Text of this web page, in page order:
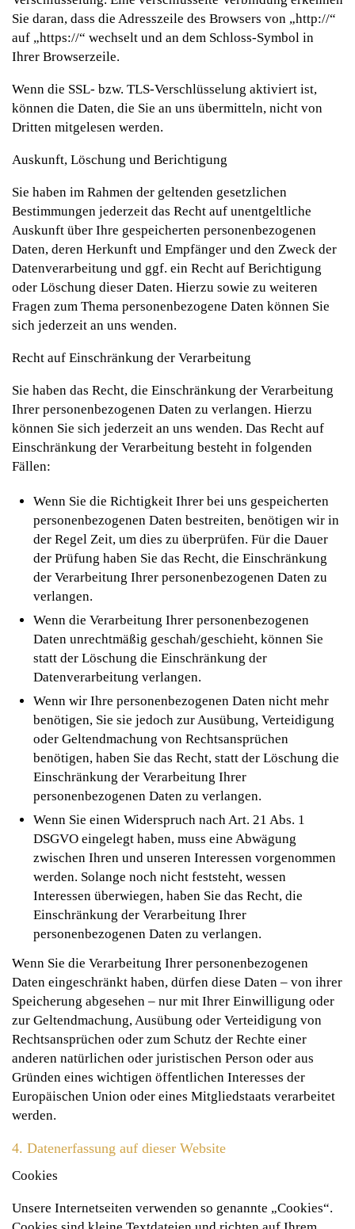
Sie daran, dass die Adresszeile des Browsers von „http://“
auf „https://“ wechselt und an dem Schloss-Symbol in
Ihrer Browserzeile.
Wenn die SSL- bzw. TLS-Verschlüsselung aktiviert ist,
können die Daten, die Sie an uns übermitteln, nicht von
Dritten mitgelesen werden.
Auskunft, Löschung und Berichtigung
Sie haben im Rahmen der geltenden gesetzlichen
Bestimmungen jederzeit das Recht auf unentgeltliche
Auskunft über Ihre gespeicherten personenbezogenen
Daten, deren Herkunft und Empfänger und den Zweck der
Datenverarbeitung und ggf. ein Recht auf Berichtigung
oder Löschung dieser Daten. Hierzu sowie zu weiteren
Fragen zum Thema personenbezogene Daten können Sie
sich jederzeit an uns wenden.
Recht auf Einschränkung der Verarbeitung
Sie haben das Recht, die Einschränkung der Verarbeitung
Ihrer personenbezogenen Daten zu verlangen. Hierzu
können Sie sich jederzeit an uns wenden. Das Recht auf
Einschränkung der Verarbeitung besteht in folgenden
Fällen:
Wenn Sie die Richtigkeit Ihrer bei uns gespeicherten
personenbezogenen Daten bestreiten, benötigen wir in
der Regel Zeit, um dies zu überprüfen. Für die Dauer
der Prüfung haben Sie das Recht, die Einschränkung
der Verarbeitung Ihrer personenbezogenen Daten zu
verlangen.
Wenn die Verarbeitung Ihrer personenbezogenen
Daten unrechtmäßig geschah/geschieht, können Sie
statt der Löschung die Einschränkung der
Datenverarbeitung verlangen.
Wenn wir Ihre personenbezogenen Daten nicht mehr
benötigen, Sie sie jedoch zur Ausübung, Verteidigung
oder Geltendmachung von Rechtsansprüchen
benötigen, haben Sie das Recht, statt der Löschung die
Einschränkung der Verarbeitung Ihrer
personenbezogenen Daten zu verlangen.
Wenn Sie einen Widerspruch nach Art. 21 Abs. 1
DSGVO eingelegt haben, muss eine Abwägung
zwischen Ihren und unseren Interessen vorgenommen
werden. Solange noch nicht feststeht, wessen
Interessen überwiegen, haben Sie das Recht, die
Einschränkung der Verarbeitung Ihrer
personenbezogenen Daten zu verlangen.
Wenn Sie die Verarbeitung Ihrer personenbezogenen
Daten eingeschränkt haben, dürfen diese Daten – von ihrer
Speicherung abgesehen – nur mit Ihrer Einwilligung oder
zur Geltendmachung, Ausübung oder Verteidigung von
Rechtsansprüchen oder zum Schutz der Rechte einer
anderen natürlichen oder juristischen Person oder aus
Gründen eines wichtigen öffentlichen Interesses der
Europäischen Union oder eines Mitgliedstaats verarbeitet
werden.
4. Datenerfassung auf dieser Website
Cookies
Unsere Internetseiten verwenden so genannte „Cookies“.